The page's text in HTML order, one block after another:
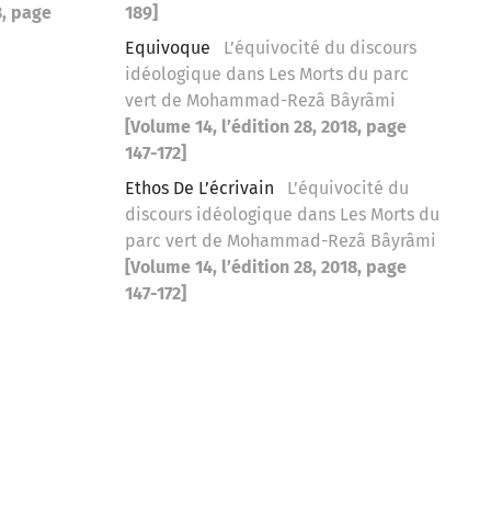
page
189]
Equivoque
L’équivocité du discours
idéologique dans Les Morts du parc
vert de Mohammad-Rezâ Bâyrâmi
[Volume 14, l’édition 28, 2018, page
147-172]
Ethos De L’écrivain
L’équivocité du
discours idéologique dans Les Morts du
parc vert de Mohammad-Rezâ Bâyrâmi
[Volume 14, l’édition 28, 2018, page
147-172]